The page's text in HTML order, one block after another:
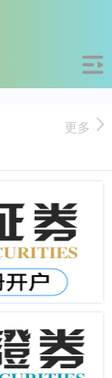
更多